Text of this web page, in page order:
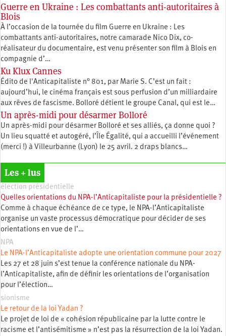
Guerre en Ukraine : Les combattants anti-autoritaires à
Blois
À l’occasion de la tournée du film Guerre en Ukraine : Les
combattants anti-autoritaires, notre camarade Nico Dix, co-
réalisateur du documentaire, est venu présenter son film à Blois en
compagnie d’…
Ku Klux Cannes
Édito de l'Anticapitaliste n° 801, par Marie S. C’est un fait :
aujourd’hui, le cinéma français est sous perfusion d’un milliardaire
aux rêves de fascisme. Bolloré détient le groupe Canal, qui est le…
Un après-midi pour désarmer Bolloré
Un après-midi pour désarmer Bolloré et ses alliés, ça donne quoi ?
Un lieu squatté et autogéré, l’Île Égalité, qui a accueilli l’événement
(merci !) à Villeurbanne (Lyon) le 25 avril. 2 draps blancs…
Les + lus
élection présidentielle
Quelles orientations du NPA-l’Anticapitaliste pour la présidentielle ?
Comme à chaque échéance de ce type, le NPA-l’Anticapitaliste
organise un vaste processus démocratique pour décider de ses
orientations en vue de l’…
NPA
Le NPA-l’Anticapitaliste adopte une orientation commune pour 2027
Les 27 et 28 juin s’est tenue la conférence nationale du NPA-
l’Anticapitaliste, afin de définir les orientations de l’organisation
pour l’élection…
sionisme
Le retour de la loi Yadan ?
Le projet de loi de « cohésion républicaine par la lutte contre le
racisme et l’antisémitisme » n’est pas la résurrection de la loi Yadan.